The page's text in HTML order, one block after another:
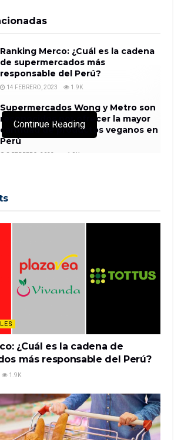
Ranking Merco: ¿Cuál es la cadena
de supermercados más
responsable del Perú?
14 FEBRERO, 2023 1.9K
Supermercados Wong y Metro son
reconocidos por ofrecer la mayor
cantidad de productos veganos en
Perú
8 FEBRERO, 2023 1.9K
facing a tight labor market are
at warehouses for the
online order volumes can surge
Continue Reading
¿Cuál es la cadena de
más responsable del Perú?
1.9K